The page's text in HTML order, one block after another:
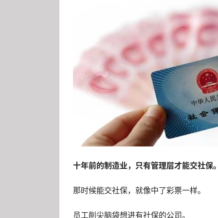
十年前的制造业，只有管理层才能交社保
那时候能交社保，就像中了彩票一样。
员工削尖脑袋想进有社保的公司。